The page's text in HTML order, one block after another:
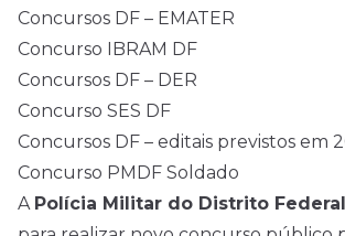
Concursos DF – EMATER
Concurso IBRAM DF
Concursos DF – DER
Concurso SES DF
Concursos DF – editais previstos em
Concurso PMDF Soldado
A Polícia Militar do Distrito Federal